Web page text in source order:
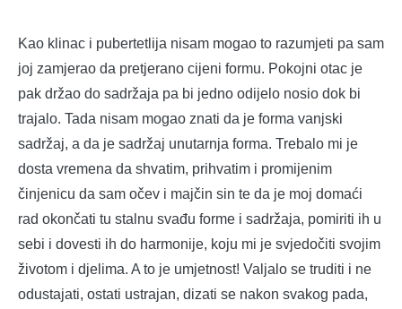
Kao klinac i pubertetlija nisam mogao to razumjeti pa sam
joj zamjerao da pretjerano cijeni formu. Pokojni otac je
pak držao do sadržaja pa bi jedno odijelo nosio dok bi
trajalo. Tada nisam mogao znati da je forma vanjski
sadržaj, a da je sadržaj unutarnja forma. Trebalo mi je
dosta vremena da shvatim, prihvatim i promijenim
činjenicu da sam očev i majčin sin te da je moj domaći
rad okončati tu stalnu svađu forme i sadržaja, pomiriti ih u
sebi i dovesti ih do harmonije, koju mi je svjedočiti svojim
životom i djelima. A to je umjetnost! Valjalo se truditi i ne
odustajati, ostati ustrajan, dizati se nakon svakog pada,